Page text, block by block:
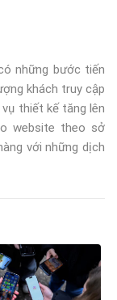
những bước tiến
khách truy cập
thiết kế tăng lên
website theo sở
với những dịch